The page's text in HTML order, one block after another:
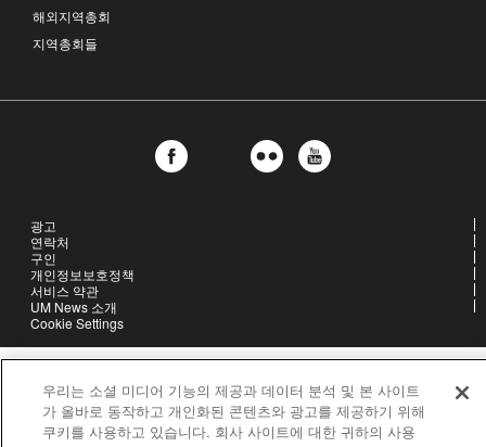
해외지역총회
지역총회들
광고
연락처
구인
개인정보보호정책
서비스 약관
UM News 소개
Cookie Settings
United Methodist Communications is an agency of The United
Methodist Church
©2026United Methodist Communications. All Rights Reserved
우리는 소셜 미디어 기능의 제공과 데이터 분석 및 본 사이트
가 올바로 동작하고 개인화된 콘텐츠와 광고를 제공하기 위해
쿠키를 사용하고 있습니다. 회사 사이트에 대한 귀하의 사용